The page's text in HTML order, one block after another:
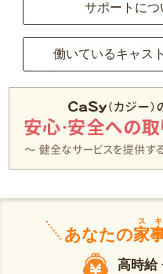
サポートにつ
働いているキャス
あなたの家
ス
高時給